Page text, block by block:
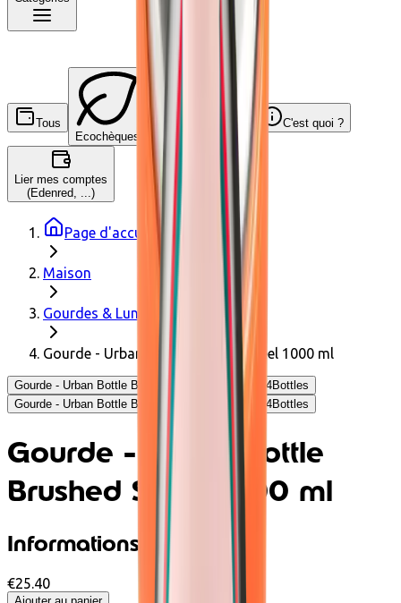
Tous
Ecochèques
Chèques-cadeaux
C'est quoi ?
Lier mes comptes
(Edenred, ...)
Page d'accueil
Maison
Gourdes & Lunchbox
Gourde - Urban Bottle Brushed Steel 1000 ml
Gourde - Urban Bottle Brushed Steel 1000 ml - 24Bottles
Gourde - Urban Bottle Brushed Steel 1000 ml - 24Bottles
Gourde - Urban Bottle
Brushed Steel 1000 ml
Informations produit
€25.40